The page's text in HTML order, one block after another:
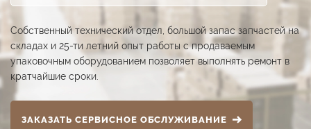
Собственный технический отдел, большой запас запчастей на
складах и 25-ти летний опыт работы с продаваемым
упаковочным оборудованием позволяет выполнять ремонт в
кратчайшие сроки.
ЗАКАЗАТЬ СЕРВИСНОЕ ОБСЛУЖИВАНИЕ